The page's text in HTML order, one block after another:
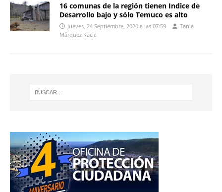
16 comunas de la región tienen Indice de
Desarrollo bajo y sólo Temuco es alto
Jueves, 24 Septiembre, 2020 a las 07:59
Tania
Márquez Kacic